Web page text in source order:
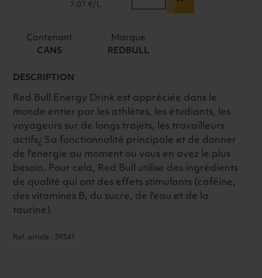
CANS
7.07 €/L
Contenant
CANS
Marque
REDBULL
DESCRIPTION
Red Bull Energy Drink est appréciée dans le
monde entier par les athlètes, les étudiants, les
voyageurs sur de longs trajets, les travailleurs
actifs¿ Sa fonctionnalité principale et de donner
de l'energie au moment ou vous en avez le plus
besoin. Pour cela, Red Bull utilise des ingrédients
de qualité qui ont des effets stimulants (caféine,
des vitamines B, du sucre, de l'eau et de la
taurine).
Ref. article : 39341